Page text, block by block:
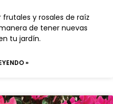
y rosales de raíz
de tener nuevas
tu jardín.
»